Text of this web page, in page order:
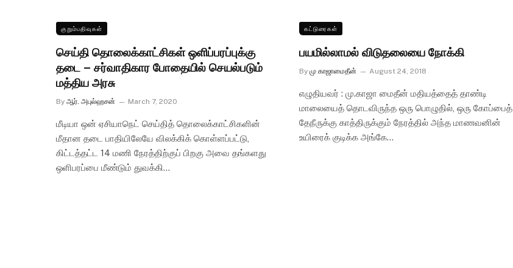
குறும்பதிவுகள்
செய்தி தொலைக்காட்சிகள் ஒளிப்பரப்புக்கு
தடை – சர்வாதிகார போதையில் செயல்படும்
மத்திய அரசு
By ஆர். அபுல்ஹசன் March 7, 2020
மீடியா ஒன் ஏசியாநெட் செய்தித் தொலைக்காட்சிகளின்
மீதான தடை பாதியிலேயே விலக்கிக் கொள்ளப்பட்டு,
கிட்டத்தட்ட 14 மணி நேரத்திற்குப் பிறகு அவை தங்களது
ஒளிபரப்பை மீண்டும் துவக்கி…
கட்டுரைகள்
பயமில்லாமல் விடுதலையை நோக்கி
By மு காஜாமைதீன் August 24, 2018
எழுதியவர் : மு.காஜா மைதீன் மதியத்தைத் தாண்டி
மாலையைத் தொடவிருந்த ஒரு பொழுதில், ஒரு கோப்பைத்
தேநீருக்கு காத்திருக்கும் நேரத்தில் அந்த மாணவனின்
உயிரைக் குடிக்க அங்கே…